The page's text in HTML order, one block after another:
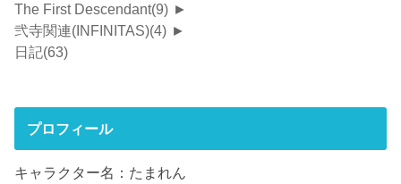
The First Descendant(9) ►
弐寺関連(INFINITAS)(4) ►
日記(63)
プロフィール
キャラクター名：たまれん